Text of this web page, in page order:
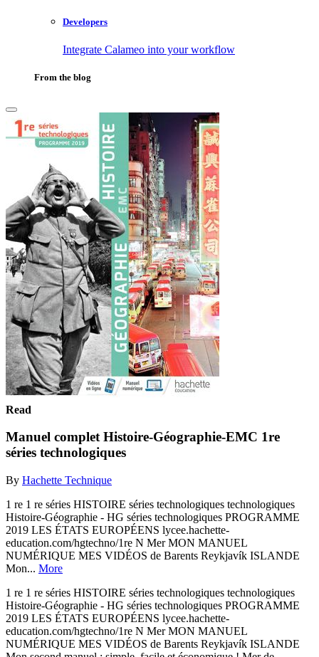
Developers
Integrate Calameo into your workflow
From the blog
Read
Manuel complet Histoire-Géographie-EMC 1re
séries technologiques
By Hachette Technique
1 re 1 re séries HISTOIRE séries technologiques technologiques
Histoire-Géographie - HG séries technologiques PROGRAMME
2019 LES ÉTATS EUROPÉENS lycee.hachette-
education.com/hgtechno/1re N Mer MON MANUEL
NUMÉRIQUE MES VIDÉOS de Barents Reykjavík ISLANDE
Mon... More
1 re 1 re séries HISTOIRE séries technologiques technologiques
Histoire-Géographie - HG séries technologiques PROGRAMME
2019 LES ÉTATS EUROPÉENS lycee.hachette-
education.com/hgtechno/1re N Mer MON MANUEL
NUMÉRIQUE MES VIDÉOS de Barents Reykjavík ISLANDE